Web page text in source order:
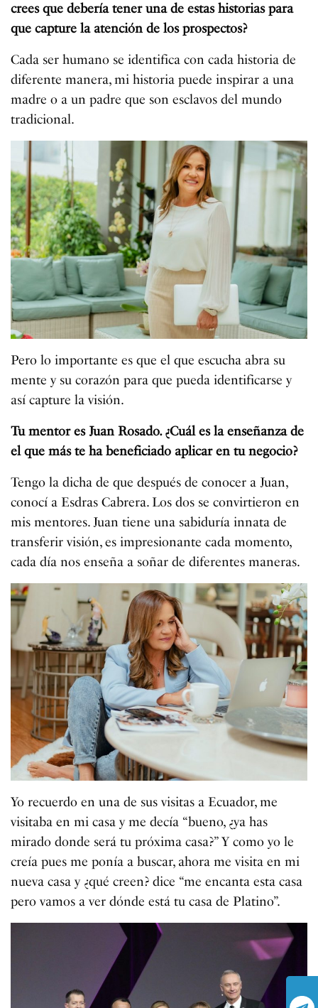
crees que debería tener una de estas historias para
que capture la atención de los prospectos?
Cada ser humano se identifica con cada historia de
diferente manera, mi historia puede inspirar a una
madre o a un padre que son esclavos del mundo
tradicional.
Pero lo importante es que el que escucha abra su
mente y su corazón para que pueda identificarse y
así capture la visión.
Tu mentor es Juan Rosado. ¿Cuál es la enseñanza de
el que más te ha beneficiado aplicar en tu negocio?
Tengo la dicha de que después de conocer a Juan,
conocí a Esdras Cabrera. Los dos se convirtieron en
mis mentores. Juan tiene una sabiduría innata de
transferir visión, es impresionante cada momento,
cada día nos enseña a soñar de diferentes maneras.
Yo recuerdo en una de sus visitas a Ecuador, me
visitaba en mi casa y me decía “bueno, ¿ya has
mirado donde será tu próxima casa?” Y como yo le
creía pues me ponía a buscar, ahora me visita en mi
nueva casa y ¿qué creen? dice “me encanta esta casa
pero vamos a ver dónde está tu casa de Platino”.